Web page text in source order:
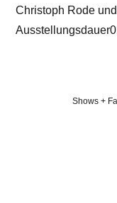
Christoph Rode
Shows +